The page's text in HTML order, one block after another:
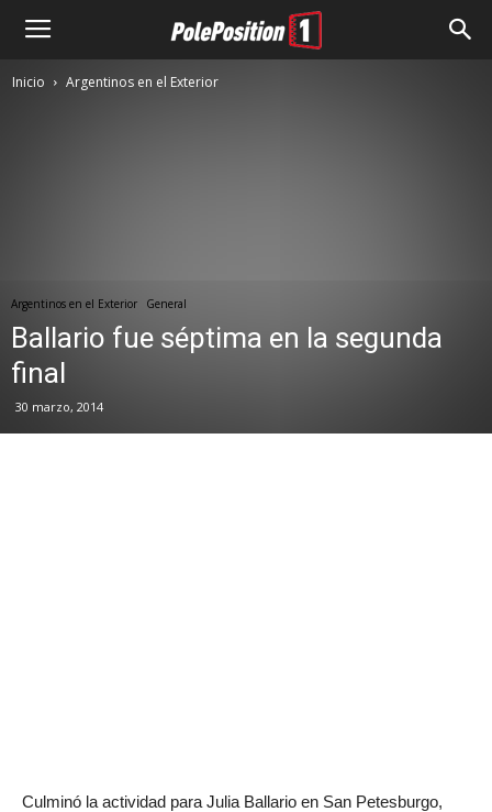
Inicio Argentinos en el Exterior
Argentinos en el Exterior General
Ballario fue séptima en la segunda
final
30 marzo, 2014
Culminó la actividad para Julia Ballario en San Petesburgo,